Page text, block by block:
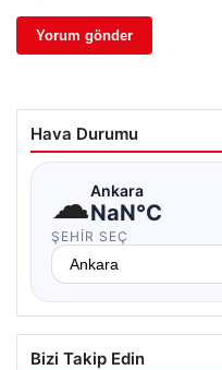
Hava Durumu
☁Ankara
NaN°C
ŞEHIR SEÇ
Bizi Takip Edin